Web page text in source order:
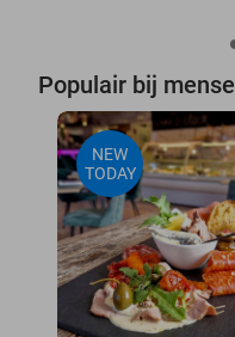
Populair bij
NEW
TODAY